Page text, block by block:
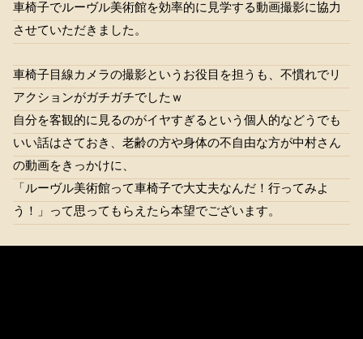
車椅子でルーヴル美術館を効率的に見学する動画撮影に協力
させていただきました。
車椅子目線カメラの撮影というお役目を担うも、不慣れでリ
アクションがガチガチでしたｗ
自分を客観的に見るのがイヤすぎるという個人的などうでも
いい話はさておき、老齢の方や身体の不自由な方が中村さん
の動画をきっかけに、
「ルーヴル美術館って車椅子で大丈夫なんだ！行ってみよ
う！」って思ってもらえたら本望でございます。